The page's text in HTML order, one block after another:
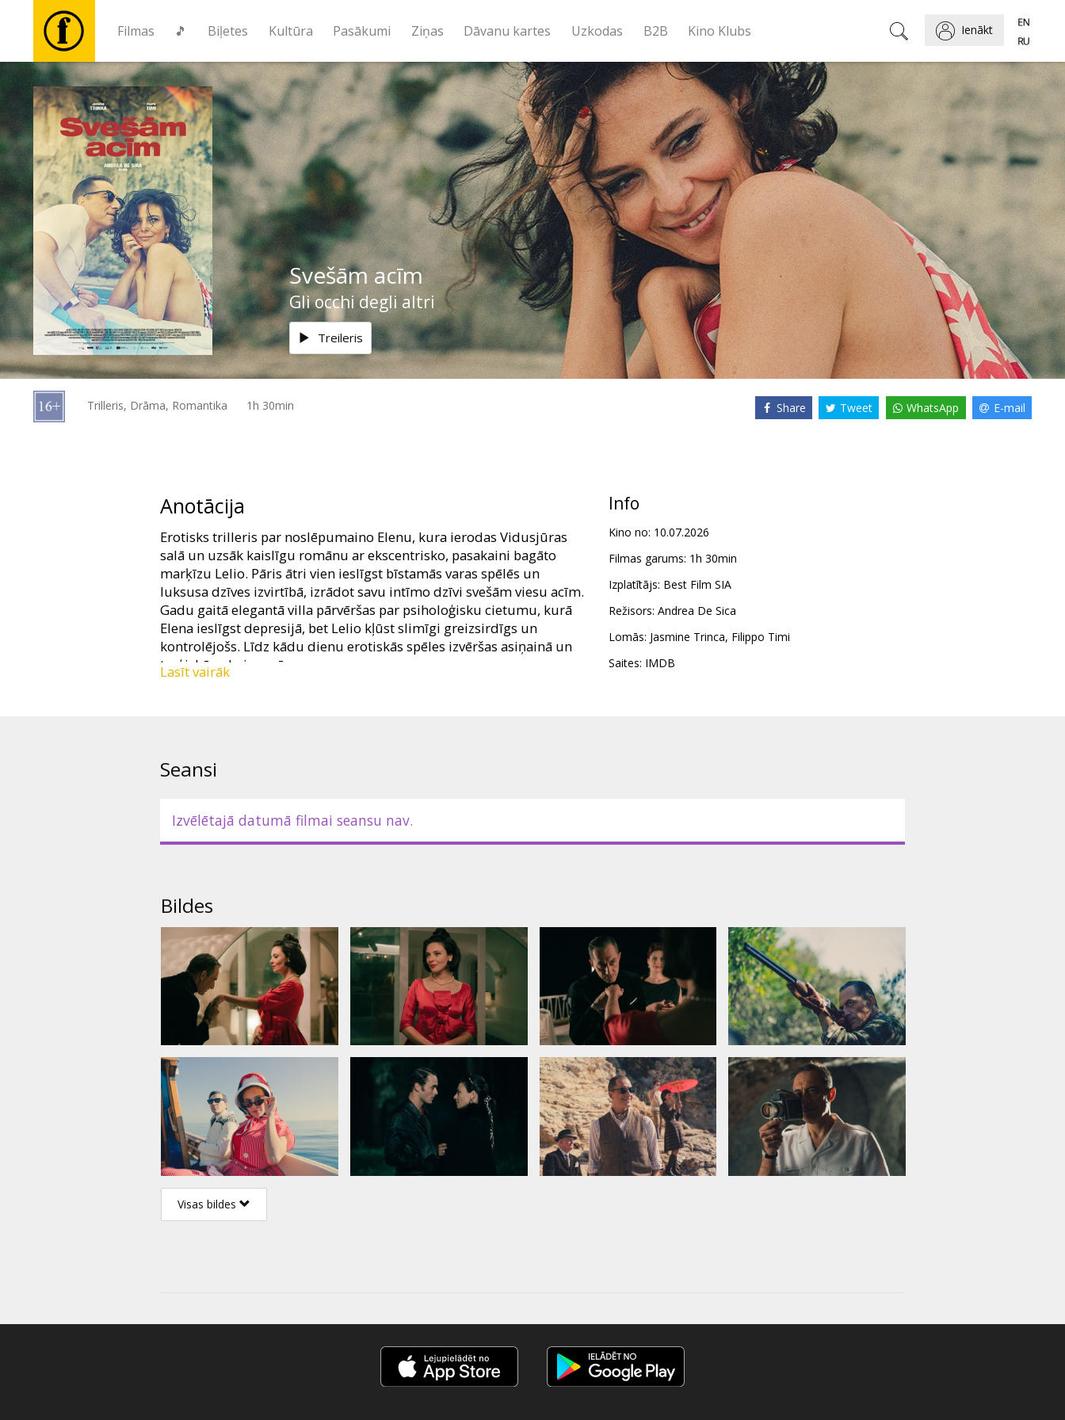
Filmas 🎵 Biļetes Kultūra Pasākumi Ziņas Dāvanu kartes Uzkodas B2B Kino Klubs Ienākt
Filmas
🎵
Biļetes
Kultūra
Pasākumi
Ziņas
Dāvanu
kartes
Svešām acīm
Gli occhi degli altri
Treileris
Trilleris, Drāma, Romantika 1h 30min Share Tweet WhatsApp E-mail
Anotācija
Erotisks trilleris par noslēpumaino Elenu, kura ierodas Vidusjūras
salā un uzsāk kaislīgu romānu ar ekscentrisko, pasakaini bagāto
marķīzu Lelio. Pāris ātri vien ieslīgst bīstamās varas spēlēs un
luksusa dzīves izvirtībā, izrādot savu intīmo dzīvi svešām viesu acīm.
Gadu gaitā elegantā villa pārvēršas par psiholoģisku cietumu, kurā
Elena ieslīgst depresijā, bet Lelio kļūst slimīgi greizsirdīgs un
kontrolējošs. Līdz kādu dienu erotiskās spēles izvēršas asiņainā un
traģiskā nobeigumā.
Lasīt vairāk
Info
Kino no: 10.07.2026
Filmas garums: 1h 30min
Izplatītājs: Best Film SIA
Režisors: Andrea De Sica
Lomās: Jasmine Trinca, Filippo Timi
Saites: IMDB
Seansi
Izvēlētajā datumā filmai seansu nav.
Bildes
Visas bildes